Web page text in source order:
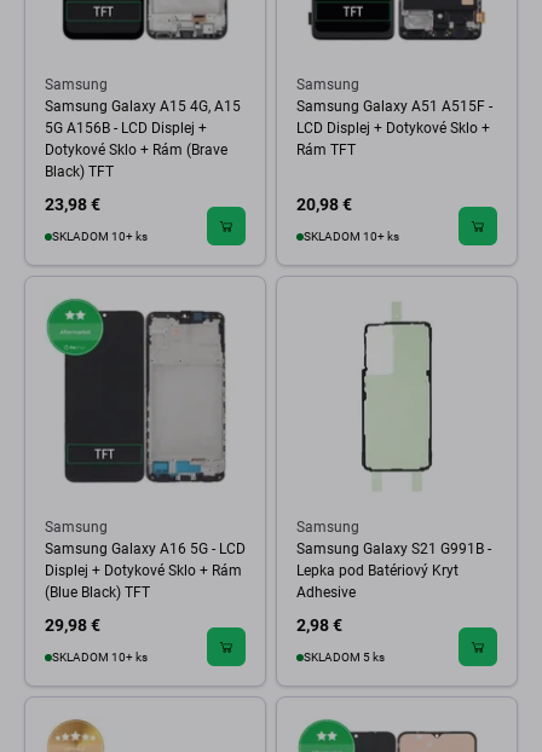
Samsung
Samsung Galaxy A15 4G, A15
5G A156B - LCD Displej +
Dotykové Sklo + Rám (Brave
Black) TFT
23,98 €
SKLADOM 10+ ks
Samsung
Samsung Galaxy A51 A515F -
LCD Displej + Dotykové Sklo +
Rám TFT
20,98 €
SKLADOM 10+ ks
Samsung
Samsung Galaxy A16 5G - LCD
Displej + Dotykové Sklo + Rám
(Blue Black) TFT
29,98 €
SKLADOM 10+ ks
Samsung
Samsung Galaxy S21 G991B -
Lepka pod Batériový Kryt
Adhesive
2,98 €
SKLADOM 5 ks